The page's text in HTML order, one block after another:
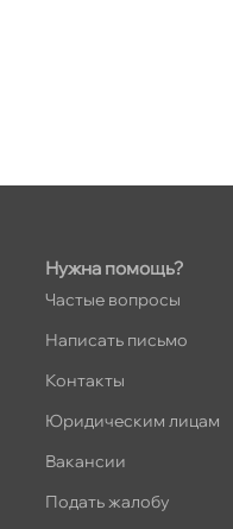
159 (Лента)
Нужна помощь?
Частые вопросы
Написать письмо
Контакты
Юридическим лицам
акансии
Подать жалобу